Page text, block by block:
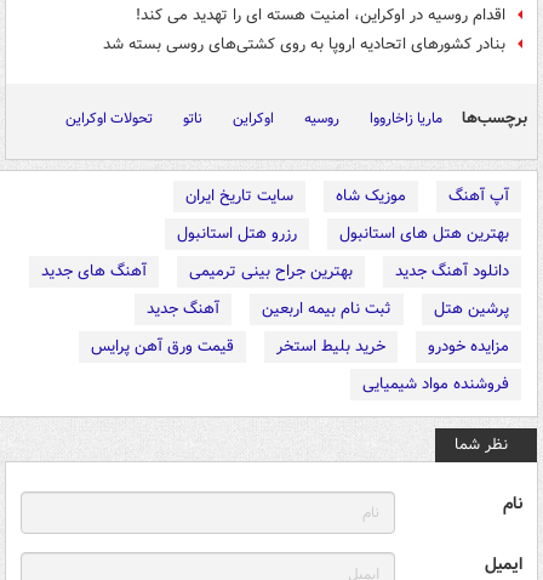
اقدام روسیه در اوکراین، امنیت هسته ای را تهدید می کند!
بنادر کشورهای اتحادیه اروپا به روی کشتی‌های روسی بسته شد
برچسب‌ها ماریا زاخارووا روسیه اوکراین ناتو تحولات اوکراین
آپ آهنگ موزیک شاه
سایت تاریخ ایران
بهترین هتل های استانبول
رزرو هتل استانبول
دانلود آهنگ جدید
بهترین جراح بینی ترمیمی
آهنگ های جدید
پرشین هتل
ثبت نام بیمه اربعین
آهنگ جدید
مزایده خودرو
خرید بلیط استخر
قیمت ورق آهن پرایس
فروشنده مواد شیمیایی
نظر شما
نام
ایمیل